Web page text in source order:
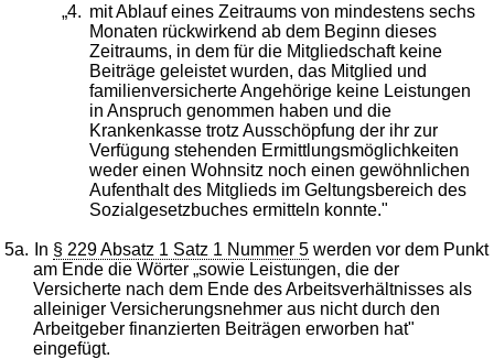
„4. mit Ablauf eines Zeitraums von mindestens sechs
Monaten rückwirkend ab dem Beginn dieses
Zeitraums, in dem für die Mitgliedschaft keine
Beiträge geleistet wurden, das Mitglied und
familienversicherte Angehörige keine Leistungen
in Anspruch genommen haben und die
Krankenkasse trotz Ausschöpfung der ihr zur
Verfügung stehenden Ermittlungsmöglichkeiten
weder einen Wohnsitz noch einen gewöhnlichen
Aufenthalt des Mitglieds im Geltungsbereich des
Sozialgesetzbuches ermitteln konnte."
5a. In § 229 Absatz 1 Satz 1 Nummer 5 werden vor dem Punkt
am Ende die Wörter „sowie Leistungen, die der
Versicherte nach dem Ende des Arbeitsverhältnisses als
alleiniger Versicherungsnehmer aus nicht durch den
Arbeitgeber finanzierten Beiträgen erworben hat"
eingefügt.